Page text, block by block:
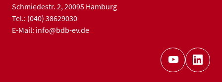
Schmiedestr. 2, 20095 Hamburg
Tel.: (040) 38629030
E-Mail: info@bdb-ev.de